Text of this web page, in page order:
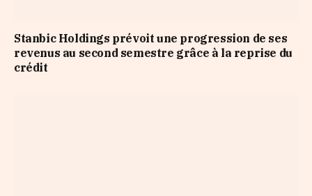
Stanbic Holdings prévoit une progression de ses
revenus au second semestre grâce à la reprise du
crédit